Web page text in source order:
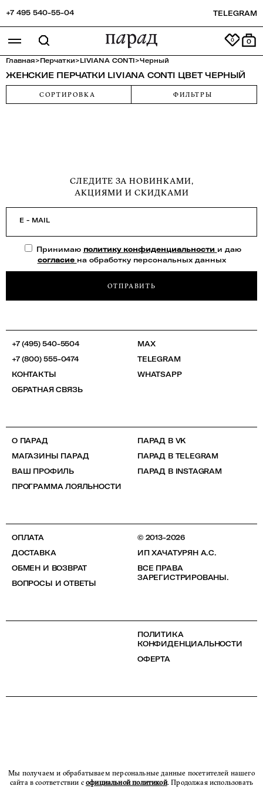
+7 495 540-55-04 TELEGRAM
0
Главная>Перчатки>LIVIANA CONTI>Черный
ЖЕНСКИЕ ПЕРЧАТКИ LIVIANA CONTI ЦВЕТ ЧЕРНЫЙ
СОРТИРОВКА ФИЛЬТРЫ
СЛЕДИТЕ ЗА НОВИНКАМИ,
АКЦИЯМИ И СКИДКАМИ
E - MAIL
Принимаю политику конфиденциальности и даю
согласие на обработку персональных данных
ОТПРАВИТЬ
+7 (495) 540-5504
+7 (800) 555-0474
КОНТАКТЫ
ОБРАТНАЯ СВЯЗЬ
MAX
TELEGRAM
WHATSAPP
О ПАРАД
МАГАЗИНЫ ПАРАД
ВАШ ПРОФИЛЬ
ПРОГРАММА ЛОЯЛЬНОСТИ
ПАРАД В VK
ПАРАД В TELEGRAM
ПАРАД В INSTAGRAM
ОПЛАТА
ДОСТАВКА
ОБМЕН И ВОЗВРАТ
ВОПРОСЫ И ОТВЕТЫ
© 2013-2026
ИП ХАЧАТУРЯН А.С.
ВСЕ ПРАВА
ЗАРЕГИСТРИРОВАНЫ.
ПОЛИТИКА
КОНФИДЕНЦИАЛЬНОСТИ
ОФЕРТА
Мы получаем и обрабатываем персональные данные посетителей нашего
сайта в соответствии софициальной политикой. Продолжая использовать